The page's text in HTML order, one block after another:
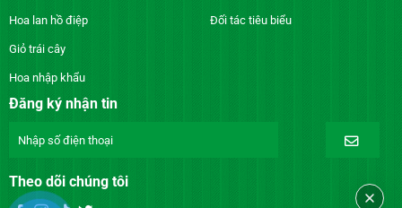
Hoa lan hồ điệp
Giỏ trái cây
Hoa nhập khẩu
Đối tác tiêu biểu
Đăng ký nhận tin
Theo dõi chúng tôi